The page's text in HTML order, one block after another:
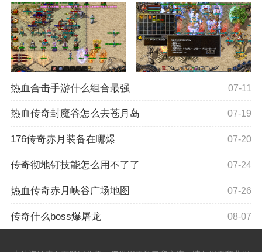
热血合击手游什么组合最强 07-11
热血传奇封魔谷怎么去苍月岛 07-19
176传奇赤月装备在哪爆 07-20
传奇彻地钉技能怎么用不了了 07-24
热血传奇赤月峡谷广场地图 07-26
传奇什么boss爆屠龙 08-07